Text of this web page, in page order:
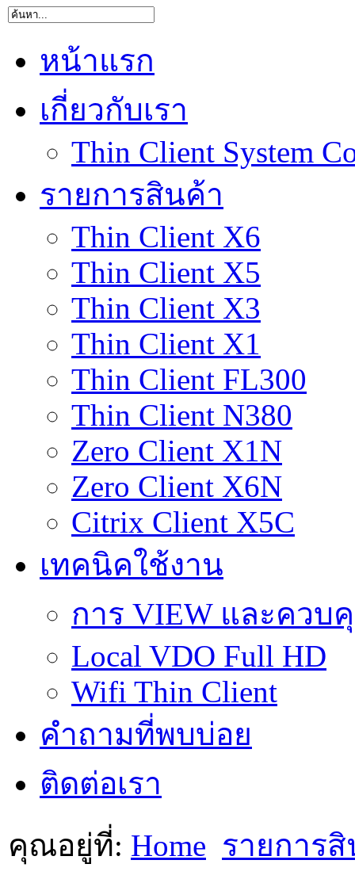
หน้าแรก
เกี่ยวกับเรา
Thin Client System
รายการสินค้า
Thin Client X6
Thin Client X5
Thin Client X3
Thin Client X1
Thin Client FL300
Thin Client N380
Zero Client X1N
Zero Client X6N
Citrix Client X5C
เทคนิคใช้งาน
การ VIEW และควบ
Local VDO Full HD
Wifi Thin Client
คำถามที่พบบ่อย
ติดต่อเรา
คุณอยู่ที่: Home รายการ